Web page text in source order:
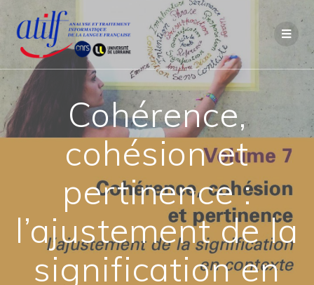
Passer
au
contenu
Cohérence,
cohésion et
pertinence :
l’ajustement de la
signification en